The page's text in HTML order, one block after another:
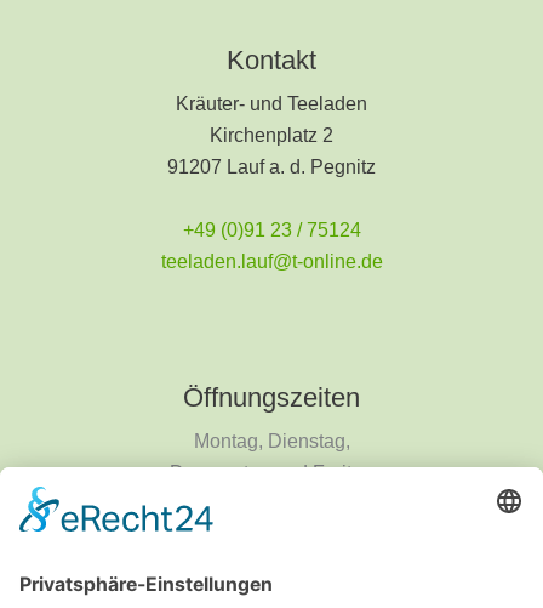
Kontakt
Kräuter- und Teeladen
Kirchenplatz 2
91207 Lauf a. d. Pegnitz
+49 (0)91 23 / 75124
teeladen.lauf@t-online.de
Öffnungszeiten
Montag, Dienstag,
Donnerstag und Freitag
9 - 14 Uhr